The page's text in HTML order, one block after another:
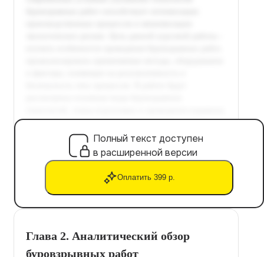
Полный текст доступен
в расширенной версии
Оплатить 399 р.
Глава 2. Аналитический обзор
буровзрывных работ